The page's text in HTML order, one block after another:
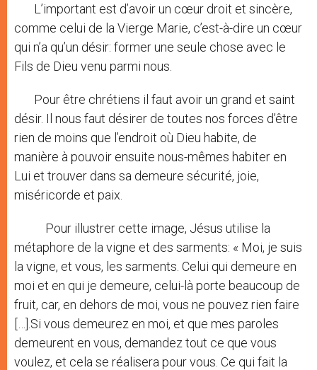
L’important est d’avoir un cœur droit et sincère,
comme celui de la Vierge Marie, c’est-à-dire un cœur
qui n’a qu’un désir: former une seule chose avec le
Fils de Dieu venu parmi nous.
Pour être chrétiens il faut avoir un grand et saint
désir. Il nous faut désirer de toutes nos forces d’être
rien de moins que l’endroit où Dieu habite, de
manière à pouvoir ensuite nous-mêmes habiter en
Lui et trouver dans sa demeure sécurité, joie,
miséricorde et paix.
Pour illustrer cette image, Jésus utilise la
métaphore de la vigne et des sarments: « Moi, je suis
la vigne, et vous, les sarments. Celui qui demeure en
moi et en qui je demeure, celui-là porte beaucoup de
fruit, car, en dehors de moi, vous ne pouvez rien faire
[…].Si vous demeurez en moi, et que mes paroles
demeurent en vous, demandez tout ce que vous
voulez, et cela se réalisera pour vous. Ce qui fait la